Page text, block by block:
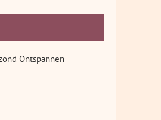
Ontspannen